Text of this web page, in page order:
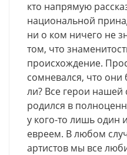
кто напрямую
национальной
ни о ком ничего не
том, что
происхождение.
сомневался, что они
ли? Все герои нашей
родился в
у кого-то лишь один
евреем. В любом
артистов мы все